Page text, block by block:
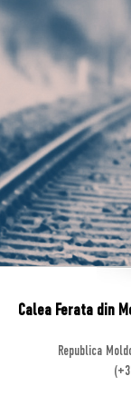
Calea Ferata din
Republica